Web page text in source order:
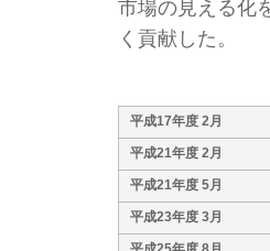
市場の見える化
く貢献した。
平成17年度 2月
平成21年度 2月
平成21年度 5月
平成23年度 3月